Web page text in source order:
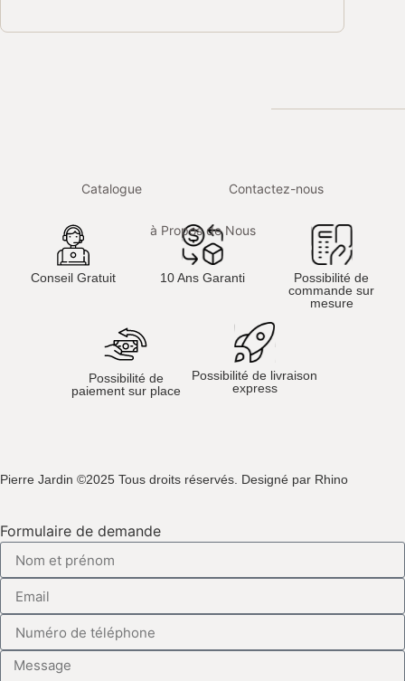
Catalogue Contactez-nous
à Propos de Nous
Conseil Gratuit 10 Ans Garanti
Possibilité de
commande sur
mesure
Possibilité de
paiement sur place
Possibilité de livraison
express
Pierre Jardin ©2025 Tous droits réservés. Designé par Rhino
Formulaire de demande